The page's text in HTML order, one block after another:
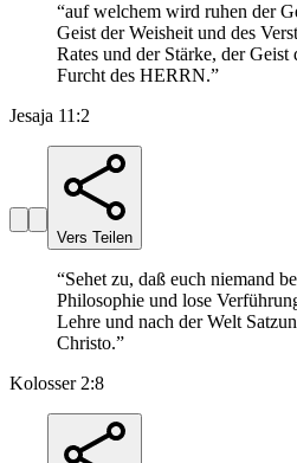
“auf welchem wird ruhen der
Geist der Weisheit und des
Rates und der Stärke, der
Furcht des HERRN.”
Jesaja 11:2
Vers Teilen
“Sehet zu, daß euch niemand
Philosophie und lose
Lehre und nach der Welt
Christo.”
Kolosser 2:8